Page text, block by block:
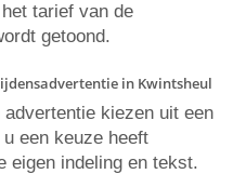
tarief van de
getoond.
in Kwintsheul
kiezen uit een
een keuze heeft
eigen indeling en tekst.